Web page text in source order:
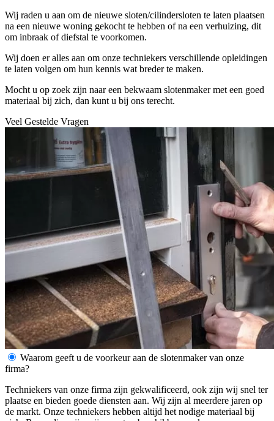
Wij raden u aan om de nieuwe sloten/cilindersloten te laten plaatsen
na een nieuwe woning gekocht te hebben of na een verhuizing, dit
om inbraak of diefstal te voorkomen.
Wij doen er alles aan om onze techniekers verschillende opleidingen
te laten volgen om hun kennis wat breder te maken.
Mocht u op zoek zijn naar een bekwaam slotenmaker met een goed
materiaal bij zich, dan kunt u bij ons terecht.
Veel Gestelde Vragen
Waarom geeft u de voorkeur aan de slotenmaker van onze
firma?
Techniekers van onze firma zijn gekwalificeerd, ook zijn wij snel ter
plaatse en bieden goede diensten aan. Wij zijn al meerdere jaren op
de markt. Onze techniekers hebben altijd het nodige materiaal bij